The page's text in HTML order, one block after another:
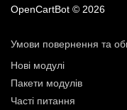
OpenCartBot © 2026
Умови повернення та
Нові модулі
Пакети модулів
Часті питання